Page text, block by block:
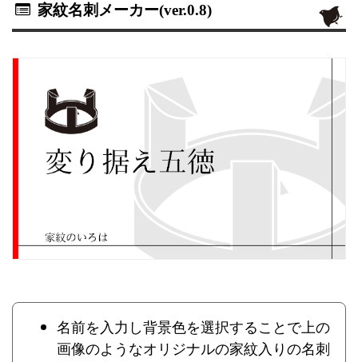
家紋名刺メーカー(ver.0.8)
名前を入力し背景色を選択することで上の
画像のようなオリジナルの家紋入りの名刺